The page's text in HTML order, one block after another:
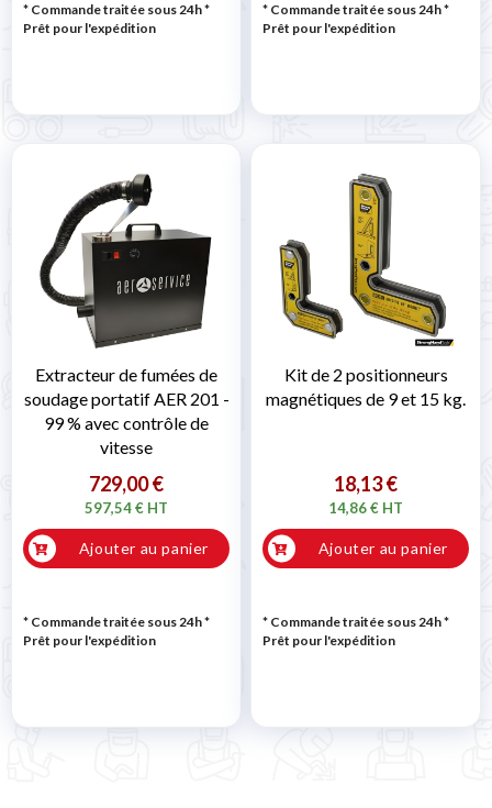
* Commande traitée sous 24h*
Prêt pour l'expédition
* Commande traitée sous 24h*
Prêt pour l'expédition
Extracteur de fumées de
soudage portatif AER 201 -
99 % avec contrôle de
vitesse
729,00 €
597,54 € HT
Ajouter au panier
* Commande traitée sous 24h*
Prêt pour l'expédition
Kit de 2 positionneurs
magnétiques de 9 et 15 kg.
18,13 €
14,86 € HT
Ajouter au panier
* Commande traitée sous 24h*
Prêt pour l'expédition